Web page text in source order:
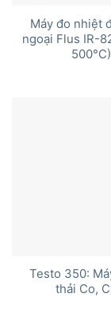
Máy đo nhiệt
ngoại Flus IR-
500°C)
Testo 350:
thải Co,